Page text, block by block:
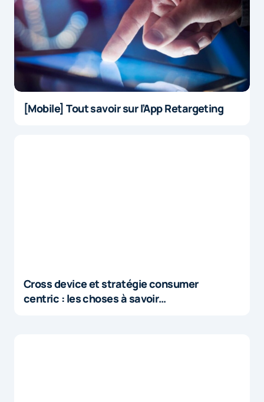
[Mobile] Tout savoir sur l’App Retargeting
Cross device et stratégie consumer
centric : les choses à savoir…